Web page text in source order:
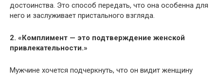
достоинства. Это способ передать, что она особенна для
него и заслуживает пристального взгляда.
2. «Комплимент — это подтверждение женской
привлекательности.»
Мужчине хочется подчеркнуть, что он видит женщину